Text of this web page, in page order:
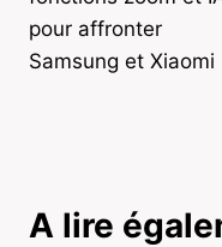
pour affronter
Samsung et Xiaomi
A lire